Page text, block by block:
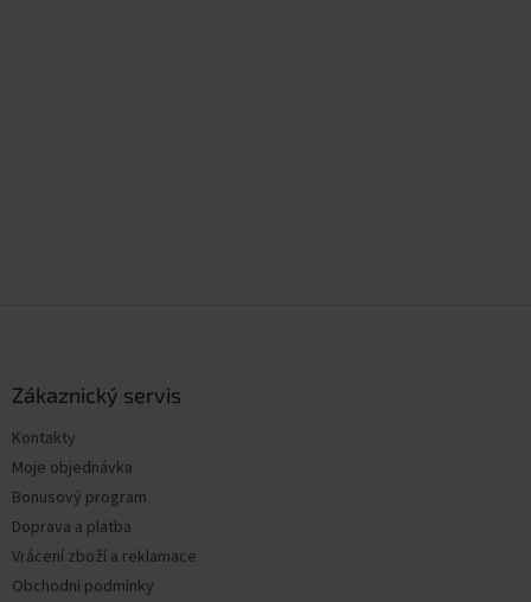
Zákaznický servis
Kontakty
Moje objednávka
Bonusový program
Doprava a platba
Vrácení zboží a reklamace
Obchodní podmínky